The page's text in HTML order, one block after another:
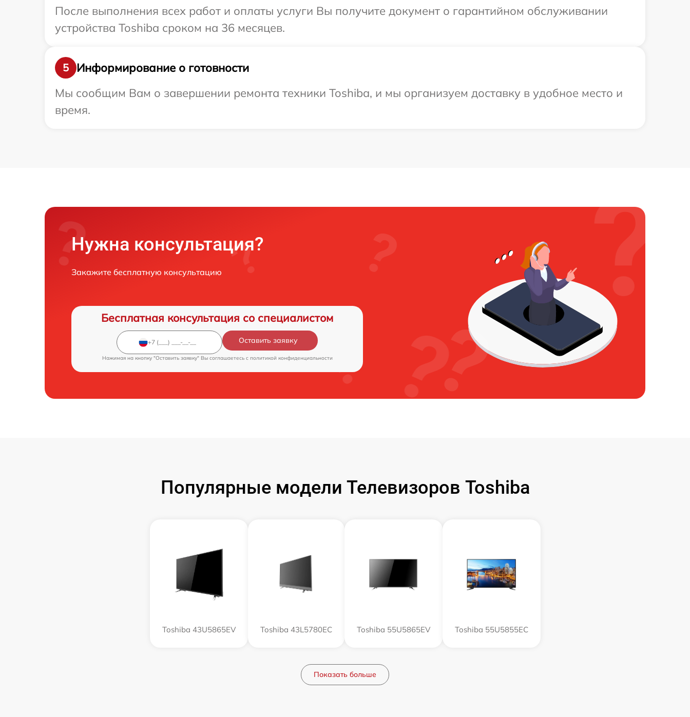
После выполнения всех работ и оплаты услуги Вы получите документ о гарантийном обслуживании
устройства Toshiba сроком на 36 месяцев.
5
Информирование о готовности
Мы сообщим Вам о завершении ремонта техники Toshiba, и мы организуем доставку в удобное место и
время.
Нужна консультация?
Закажите бесплатную консультацию
Бесплатная консультация со специалистом
Оставить заявку
Нажимая на кнопку "Оставить заявку" Вы соглашаетесь c политикой конфиденциальности
Популярные модели Телевизоров Toshiba
Toshiba 43U5865EV Toshiba 43L5780EC Toshiba 55U5865EV Toshiba 55U5855EC
Показать больше